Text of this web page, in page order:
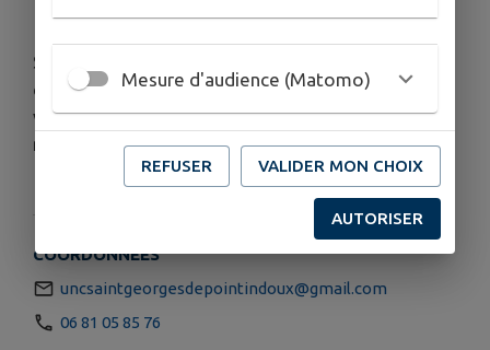
Pique-Nique en juillet
Si vous partagez les valeurs de l’UNC, personne
civile ou militaire engagée, appelée ou réserviste,
venez nous rejoindre ou prenez contact avec
nous.
COORDONNÉES
uncsaintgeorgesdepointindoux@gmail.com
06 81 05 85 76
Mesure d'audience (Matomo)
REFUSER VALIDER MON CHOIX
AUTORISER